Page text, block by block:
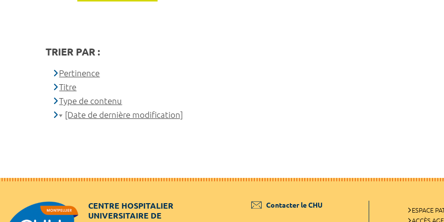
TRIER PAR :
Pertinence
Titre
Type de contenu
[Date de dernière modification]
CENTRE HOSPITALIER
UNIVERSITAIRE DE
Contacter le CHU
ESPACE
ACCÈS